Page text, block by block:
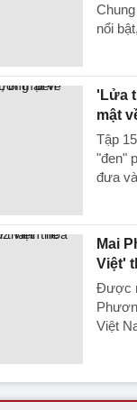
nổi
'Lửa
mật
Tập
"đen"
đưa
Mai
Việt'
Được
Việt